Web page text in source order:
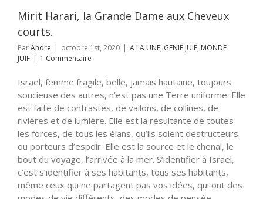
Mirit Harari, la Grande Dame aux Cheveux
courts.
ParAndre | octobre 1st, 2020 | A LA UNE, GENIE JUIF, MONDE
JUIF | 1 Commentaire
Israël, femme fragile, belle, jamais hautaine, toujours
soucieuse des autres, n’est pas une Terre uniforme. Elle
est faite de contrastes, de vallons, de collines, de
rivières et de lumière. Elle est la résultante de toutes
les forces, de tous les élans, qu’ils soient destructeurs
ou porteurs d’espoir. Elle est la source et le chenal, le
bout du voyage, l’arrivée à la mer. S’identifier à Israël,
c’est s’identifier à ses habitants, tous ses habitants,
même ceux qui ne partagent pas vos idées, qui ont des